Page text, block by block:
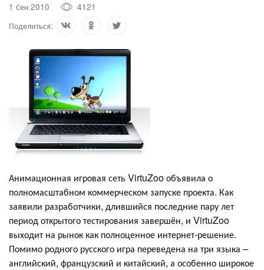
1 Сен 2010
4121
Поделиться:
Анимационная игровая сеть VirtuZoo объявила о
полномасштабном коммерческом запуске проекта. Как
заявили разработчики, длившийся последние пару лет
период открытого тестирования завершён, и VirtuZoo
выходит на рынок как полноценное интернет-решение.
Помимо родного русского игра переведена на три языка –
английский, французский и китайский, а особенно широкое